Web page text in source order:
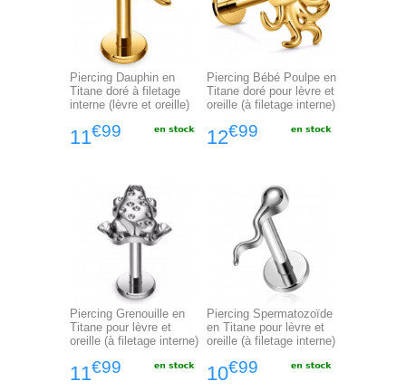
Piercing Dauphin en
Titane doré à filetage
interne (lèvre et oreille)
11€99
Piercing Bébé Poulpe en
Titane doré pour lèvre et
oreille (à filetage interne)
12€99
Piercing Grenouille en
Titane pour lèvre et
oreille (à filetage interne)
11€99
Piercing Spermatozoïde
en Titane pour lèvre et
oreille (à filetage interne)
10€99